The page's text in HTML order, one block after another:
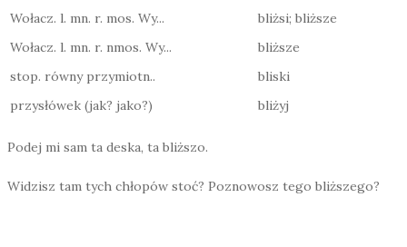
Wołacz. l. mn. r. mos. Wy...
bliżsi; bliższe
Wołacz. l. mn. r. nmos. Wy...
bliższe
stop. równy przymiotn..
bliski
przysłówek (jak? jako?)
bliżyj
Podej mi sam ta deska, ta bliższo.
Widzisz tam tych chłopów stoć? Poznowosz tego bliższego?